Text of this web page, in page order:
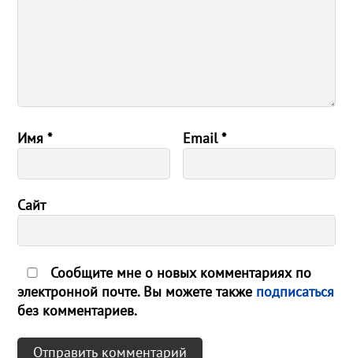
Имя* Email*
Сайт
Сообщите мне о новых комментариях по
электронной почте. Вы можете также подписаться
без комментариев.